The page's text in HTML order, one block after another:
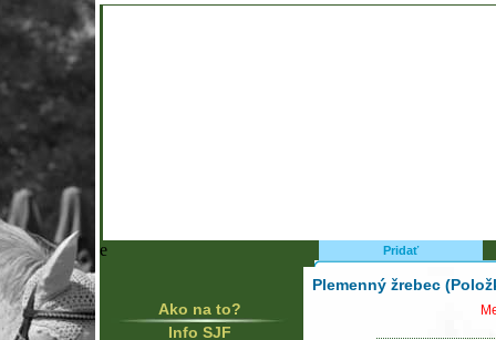
e
Ako na to?
Info SJF
Pridať
Plemenný žrebec